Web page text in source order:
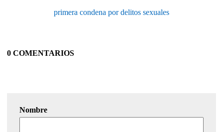
primera condena por delitos sexuales
0 COMENTARIOS
Nombre